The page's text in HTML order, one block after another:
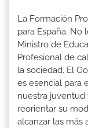
La Formación
para España. No
Ministro de
Profesional de
la sociedad. El
es esencial para
nuestra juventud
reorientar su
alcanzar las más